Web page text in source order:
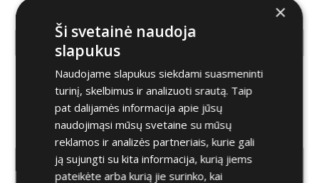
Dominantis modelis
Koks automobilis domina?
Naujas
Naudotas
Komentaras
×
Ši svetainė naudoja
slapukus
Naudojame slapukus siekdami suasmeninti
turinį, skelbimus ir analizuoti srautą. Taip
pat dalijamės informacija apie jūsų
naudojimąsi mūsų svetaine su mūsų
reklamos ir analizės partneriais, kurie gali
ją sujungti su kita informacija, kurią jiems
pateikėte arba kurią jie surinko, kai